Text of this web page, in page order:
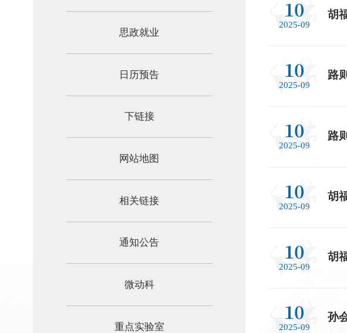
思政就业
日历预告
下链接
网站地图
相关链接
通知公告
微动科
重点实验室
10
2025-09
胡
10
2025-09
路
10
2025-09
路
10
2025-09
胡
10
2025-09
胡
10
2025-09
孙